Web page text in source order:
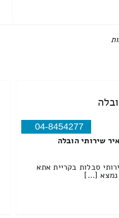
04-8454277
שירותי הובלה
סבלות בקריית אתא
נמצא […]